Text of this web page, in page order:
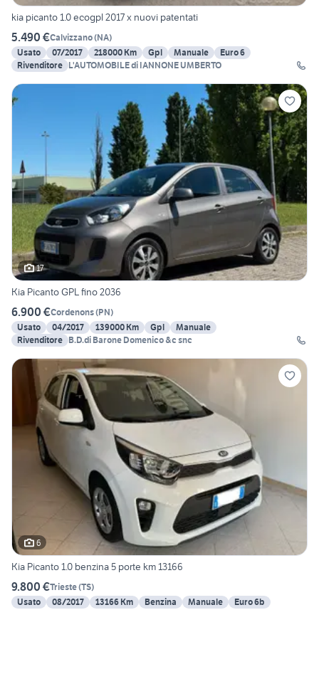
kia picanto 1.0 ecogpl 2017 x nuovi patentati
5.490 €Calvizzano(NA)
Usato
07/2017 218000 Km Gpl Manuale
Euro 6
Rivenditore L'AUTOMOBILE di IANNONE UMBERTO
17
Kia Picanto GPL fino 2036
6.900 €Cordenons(PN)
Usato
04/2017 139000 Km Gpl
Manuale
Rivenditore B.D.di Barone Domenico &c snc
6
Kia Picanto 1.0 benzina 5 porte km 13166
9.800 €Trieste(TS)
Usato
08/2017 13166 Km Benzina Manuale Euro 6b